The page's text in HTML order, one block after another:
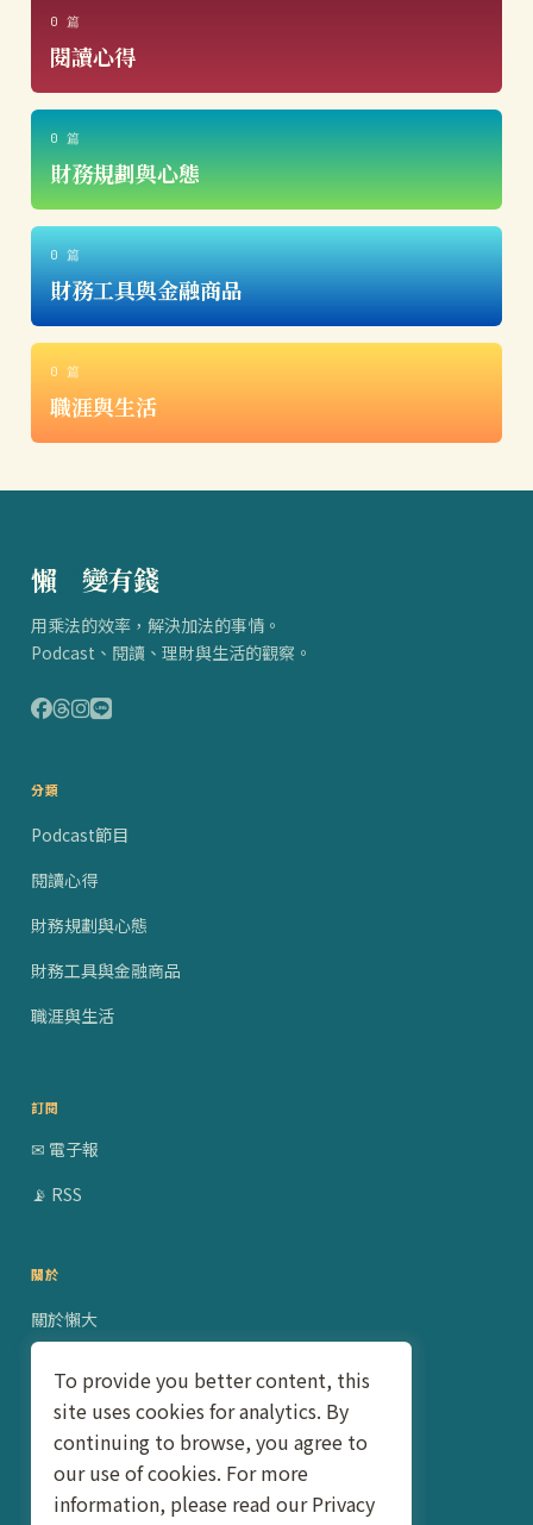
0 篇
閱讀心得
0 篇
財務規劃與心態
0 篇
財務工具與金融商品
0 篇
職涯與生活
懶得 變有錢
用乘法的效率，解決加法的事情。
Podcast、閱讀、理財與生活的觀察。
分類
Podcast節目
閱讀心得
財務規劃與心態
財務工具與金融商品
職涯與生活
訂閱
✉ 電子報
📡 RSS
關於
關於懶大
隱私權政策
聯絡我
To provide you better content, this
site uses cookies for analytics. By
continuing to browse, you agree to
our use of cookies. For more
information, please read our Privacy